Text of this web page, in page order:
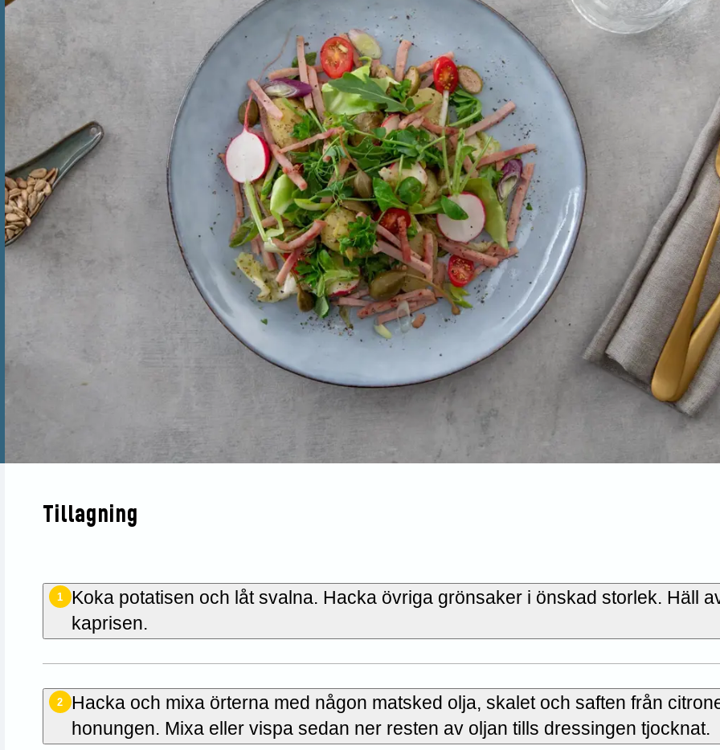
Tillagning
1
Koka potatisen och låt svalna. Hacka övriga grönsaker i önskad storlek. Häll
kaprisen.
2
Hacka och mixa örterna med någon matsked olja, skalet och saften från
honungen. Mixa eller vispa sedan ner resten av oljan tills dressingen tjocknat.